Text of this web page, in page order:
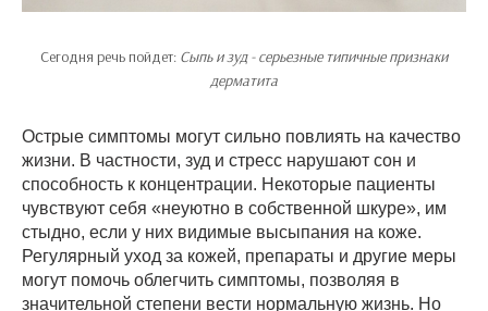
Сегодня речь пойдет: Сыпь и зуд - серьезные типичные признаки
дерматита
Острые симптомы могут сильно повлиять на качество
жизни. В частности, зуд и стресс нарушают сон и
способность к концентрации. Некоторые пациенты
чувствуют себя «неуютно в собственной шкуре», им
стыдно, если у них видимые высыпания на коже.
Регулярный уход за кожей, препараты и другие меры
могут помочь облегчить симптомы, позволяя в
значительной степени вести нормальную жизнь. Но